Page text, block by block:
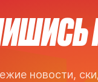
новости,